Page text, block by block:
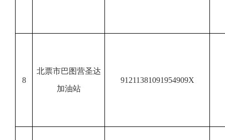
8
北票市巴图营圣达
加油站
91211381091954909X